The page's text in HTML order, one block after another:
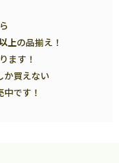
上の品揃え！
ます！
か買えない
です！